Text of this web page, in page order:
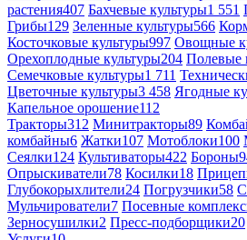
растения407 Бахчевые культуры1 551
Грибы129 Зеленные культуры566
Косточковые культуры997 Овощные
Орехоплодные культуры204 Полевые
Семечковые культуры1 711
Цветочные культуры3 458 Ягодные
Капельное орошение112
Тракторы312 Минитракторы89
комбайны6 Жатки107 Мотоблоки100
Сеялки124 Культиваторы422 Бороны
Опрыскиватели78 Косилки18
Глубокорыхлители24 Погрузчики58
Мульчирователи7 Посевные
Зерносушилки2 Пресс-подборщики20